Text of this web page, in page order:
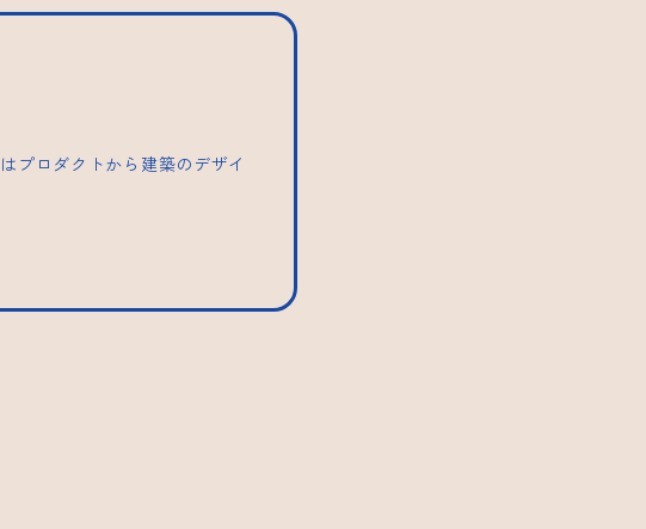
プロダクトから建築のデザイ